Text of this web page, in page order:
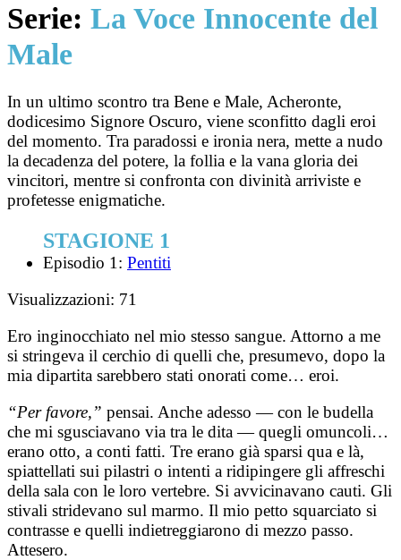
Serie: La Voce Innocente del
Male
In un ultimo scontro tra Bene e Male, Acheronte,
dodicesimo Signore Oscuro, viene sconfitto dagli eroi
del momento. Tra paradossi e ironia nera, mette a nudo
la decadenza del potere, la follia e la vana gloria dei
vincitori, mentre si confronta con divinità arriviste e
profetesse enigmatiche.
STAGIONE 1
Episodio 1: Pentiti
Visualizzazioni: 71
Ero inginocchiato nel mio stesso sangue. Attorno a me
si stringeva il cerchio di quelli che, presumevo, dopo la
mia dipartita sarebbero stati onorati come… eroi.
“Per favore,” pensai. Anche adesso — con le budella
che mi sgusciavano via tra le dita — quegli omuncoli…
erano otto, a conti fatti. Tre erano già sparsi qua e là,
spiattellati sui pilastri o intenti a ridipingere gli affreschi
della sala con le loro vertebre. Si avvicinavano cauti. Gli
stivali stridevano sul marmo. Il mio petto squarciato si
contrasse e quelli indietreggiarono di mezzo passo.
Attesero.